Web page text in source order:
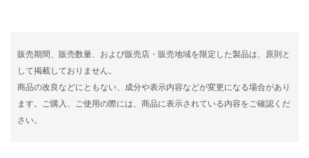
販売期間、販売数量、および販売店・販売地域を限定した製品は、原則と
して掲載しておりません。
商品の改良などにともない、成分や表示内容などが変更になる場合があり
ます。ご購入、ご使用の際には、商品に表示されている内容をご確認くだ
さい。